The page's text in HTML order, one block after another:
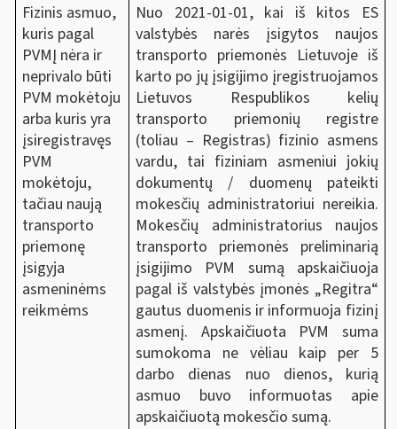
Fizinis asmuo,
kuris pagal
PVMĮ nėra ir
neprivalo būti
PVM mokėtoju
arba kuris yra
įsiregistravęs
PVM
mokėtoju,
tačiau naują
transporto
priemonę
įsigyja
asmeninėms
reikmėms
Nuo 2021-01-01, kai iš kitos ES
valstybės narės įsigytos naujos
transporto priemonės Lietuvoje iš
karto po jų įsigijimo įregistruojamos
Lietuvos Respublikos kelių
transporto priemonių registre
(toliau – Registras) fizinio asmens
vardu, tai fiziniam asmeniui jokių
dokumentų / duomenų pateikti
mokesčių administratoriui nereikia.
Mokesčių administratorius naujos
transporto priemonės preliminarią
įsigijimo PVM sumą apskaičiuoja
pagal iš valstybės įmonės „Regitra“
gautus duomenis ir informuoja fizinį
asmenį. Apskaičiuota PVM suma
sumokoma ne vėliau kaip per 5
darbo dienas nuo dienos, kurią
asmuo buvo informuotas apie
apskaičiuotą mokesčio sumą.